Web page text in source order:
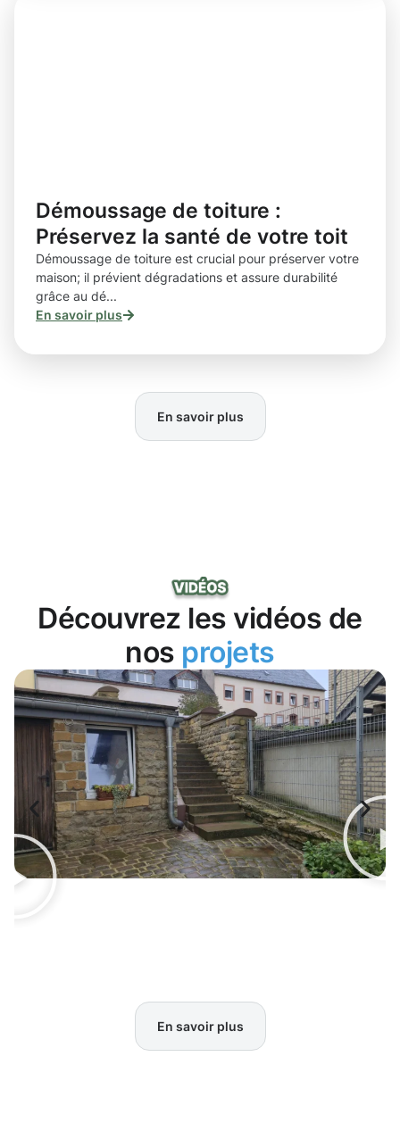
Démoussage de toiture :
Préservez la santé de votre toit
Démoussage de toiture est crucial pour préserver votre
maison; il prévient dégradations et assure durabilité
grâce au dé...
En savoir plus
En savoir plus
Découvrez les vidéos de
nos projets
En savoir plus